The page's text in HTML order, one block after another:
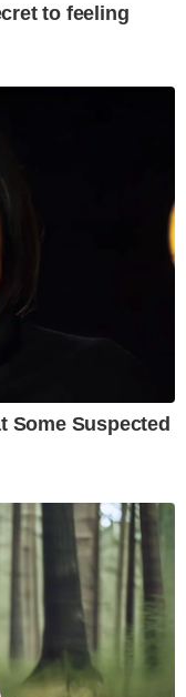
to feeling
Some Suspected